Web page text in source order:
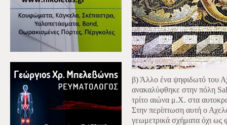
β) Άλλο ένα ψηφιδωτό του
ανακαλύφθηκε στην πόλη
τρίτο αιώνα μ.Χ. στα
Στην περίπτωση αυτή ο
γεωμετρικά σχήματα όχι ως